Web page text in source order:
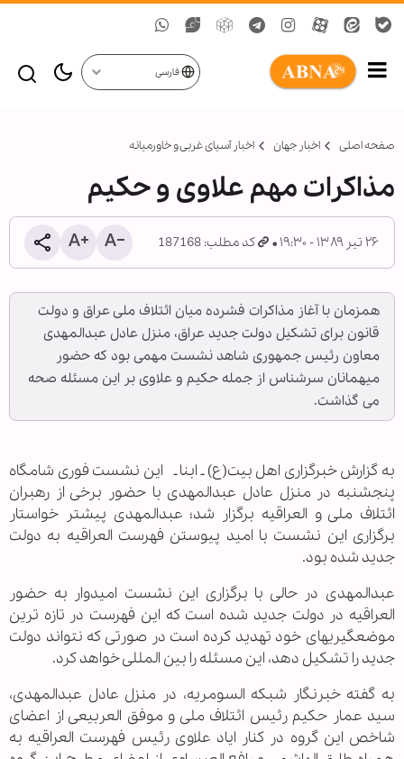
فارسی
صفحه اصلی اخبار جهان اخبار آسیای غربی و خاورمیانه
مذاکرات مهم علاوی و حکیم
۲۶ تیر ۱۳۸۹ - ۱۹:۳۰ کد مطلب: 187168
همزمان با آغاز مذاکرات فشرده میان ائتلاف ملی عراق و دولت
قانون برای تشکیل دولت جدید عراق، منزل عادل عبدالمهدی
معاون رئیس جمهوری شاهد نشست مهمی بود که حضور
میهمانان سرشناس از جمله حکیم و علاوی بر این مسئله صحه
می گذاشت.
به گزارش خبرگزاری اهل بیت(ع) ـ ابنا ـ این نشست فوری شامگاه
پنجشنبه در منزل عادل عبدالمهدی با حضور برخی از رهبران
ائتلاف ملی و العراقیه برگزار شد؛ عبدالمهدی پیشتر خواستار
برگزاری این نشست با امید پیوستن فهرست العراقیه به دولت
جدید شده بود.
عبدالمهدی در حالی با برگزاری این نشست امیدوار به حضور
العراقیه در دولت جدید شده است که این فهرست در تازه ترین
موضعگیریهای خود تهدید کرده است در صورتی که نتواند دولت
جدید را تشکیل دهد، این مسئله را بین المللی خواهد کرد.
به گفته خبرنگار شبکه السومریه، در منزل عادل عبدالمهدی،
سید عمار حکیم رئیس ائتلاف ملی و موفق العربیعی از اعضای
شاخص این گروه در کنار ایاد علاوی رئیس فهرست العراقیه به